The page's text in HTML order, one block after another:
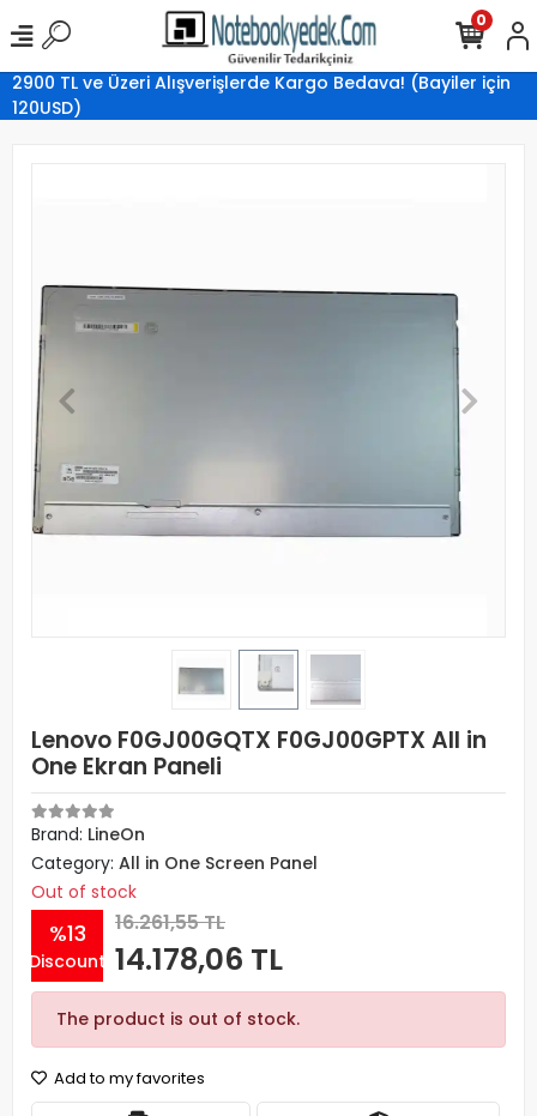
2900 TL ve Üzeri Alışverişlerde Kargo Bedava! (Bayiler için
120USD)
0
Lenovo F0GJ00GQTX F0GJ00GPTX All in
One Ekran Paneli
Brand: LineOn
Category: All in One Screen Panel
Out of stock
%13
Discount
16.261,55 TL
14.178,06 TL
The product is out of stock.
Add to my favorites